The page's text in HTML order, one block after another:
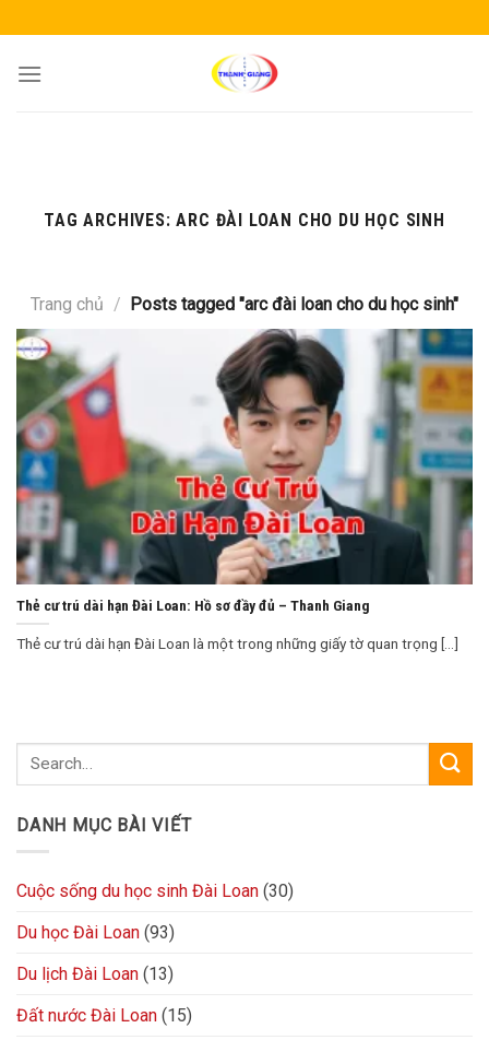
to
content
TAG ARCHIVES:ARC ĐÀI LOAN CHO DU HỌC SINH
Trang chủ / Posts tagged "arc đài loan cho du học sinh"
Thẻ cư trú dài hạn Đài Loan: Hồ sơ đầy đủ – Thanh Giang
Thẻ cư trú dài hạn Đài Loan là một trong những giấy tờ quan trọng [...]
DANH MỤC BÀI VIẾT
Cuộc sống du học sinh Đài Loan (30)
Du học Đài Loan (93)
Du lịch Đài Loan (13)
Đất nước Đài Loan (15)